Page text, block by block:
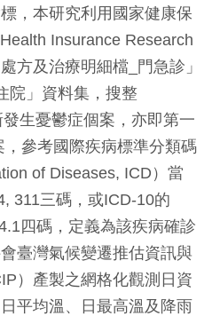
，本研究利用國家健康保
Insurance Research
方及治療明細檔_門急診」
院」資料集，搜整
生憂鬱症個案，亦即第一
參考國際疾病標準分類碼
of Diseases, ICD）當
311三碼，或ICD-10的
四碼，定義為該疾病確診
臺灣氣候變遷推估資訊與
）產製之網格化觀測日資
平均溫、日最高溫及降雨